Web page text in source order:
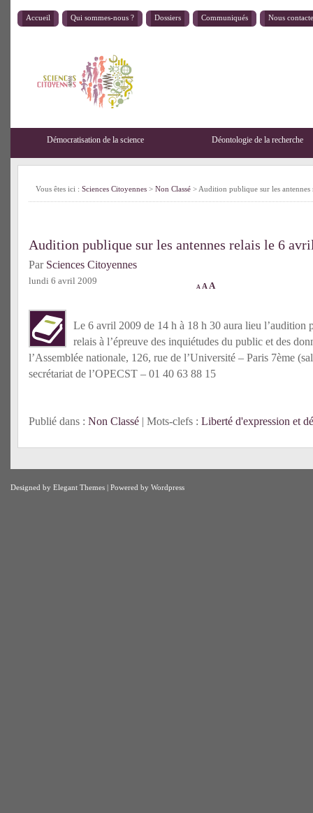
Accueil Qui sommes-nous ? Dossiers Communiqués Nous
Démocratisation de la science Déontologie de la recherche
Vous êtes ici : Sciences Citoyennes > Non Classé > Audition publique sur les
Audition publique sur les antennes relais le 6
Par Sciences Citoyennes
lundi 6 avril 2009
A A A
Le 6 avril 2009 de 14 h à 18 h 30 aura lieu l’audition
relais à l’épreuve des inquiétudes du public et des
l’Assemblée nationale, 126, rue de l’Université – Paris 7ème
secrétariat de l’OPECST – 01 40 63 88 15
Publié dans : Non Classé | Mots-clefs : Liberté d'expression et
Designed by Elegant Themes | Powered by Wordpress